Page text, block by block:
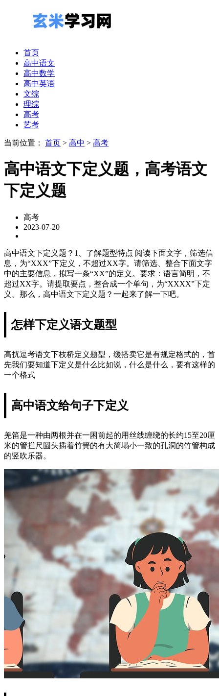
首页
高中语文
高中数学
高中英语
文综
理综
高考
艺考
当前位置： 首页 > 高中 > 高考
高中语文下定义题，高考语文
下定义题
高考
2023-07-20
高中语文下定义题？1、了解题型特点 阅读下面文字，筛选信
息，为“XXX”下定义，不超过XX字。请筛选、整合下面文字
中的主要信息，拟写一条“XX”的定义。要求：语言简明，不
超过XX字。请提取要点，整合成一个单句，为“XXXX”下定
义。那么，高中语文下定义题？一起来了解一下吧。
怎样下定义语文题型
高扰逗考语文下枝桥定义题型，缓搭卖它是有规定格式的，首
先我们要知道下定义是什么比如说，什么是什么，要有这样的
一个格式
高中语文给句子下定义
羌笛是一种由两根并在一困前起的用丝线缠绕的长约15至20厘
米的管拦尺圆头插着竹簧的有大简塌小一致的孔洞的竹管构成
的竖吹乐器。